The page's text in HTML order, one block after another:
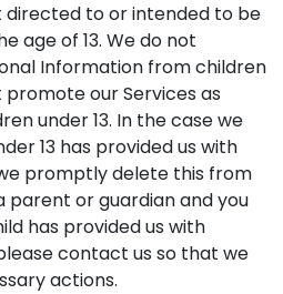
directed to or intended to be
age of 13. We do not
Information from children
promote our Services as
under 13. In the case we
13 has provided us with
promptly delete this from
parent or guardian and you
has provided us with
contact us so that we
actions.